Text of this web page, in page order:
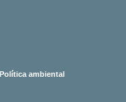
Política ambiental